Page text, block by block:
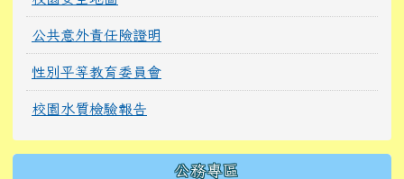
公共意外責任險證明
性別平等教育委員會
校園水質檢驗報告
公務專區